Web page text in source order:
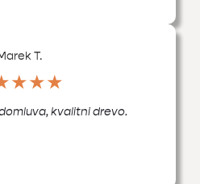
T.
kvalitni drevo.